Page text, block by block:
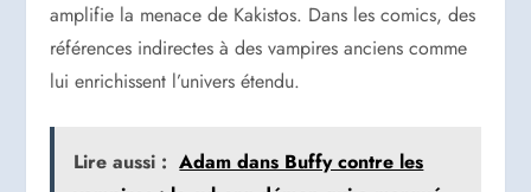
amplifie la menace de Kakistos. Dans les comics, des
références indirectes à des vampires anciens comme
lui enrichissent l’univers étendu.
Lire aussi : Adam dans Buffy contre les